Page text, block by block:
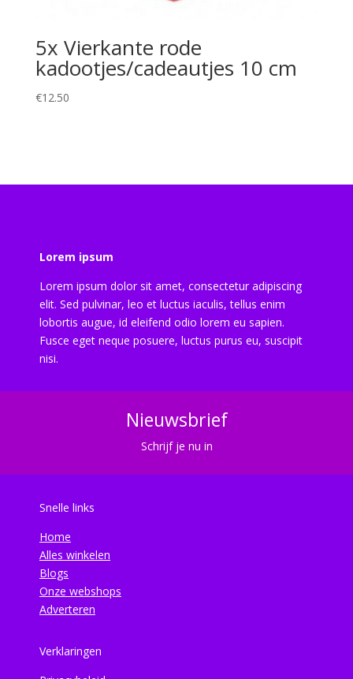
5x Vierkante rode
kadootjes/cadeautjes 10 cm
€12.50
Lorem ipsum
Lorem ipsum dolor sit amet, consectetur adipiscing
elit. Sed pulvinar, leo et luctus iaculis, tellus enim
lobortis augue, id eleifend odio lorem eu sapien.
Fusce eget neque posuere, luctus purus eu, suscipit
nisi.
Nieuwsbrief
Schrijf je nu in
Snelle links
Home
Alles winkelen
Blogs
Onze webshops
Adverteren
Verklaringen